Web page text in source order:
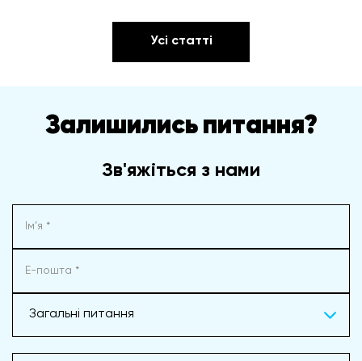
Усі статті
Залишились питання?
Зв'яжіться з нами
Загальні питання